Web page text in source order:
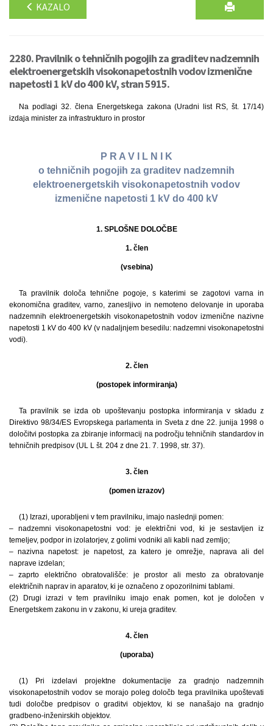
KAZALO
2280. Pravilnik o tehničnih pogojih za graditev nadzemnih
elektroenergetskih visokonapetostnih vodov izmenične
napetosti 1 kV do 400 kV, stran 5915.
Na podlagi 32. člena Energetskega zakona (Uradni list RS, št. 17/14)
izdaja minister za infrastrukturo in prostor
P R A V I L N I K
o tehničnih pogojih za graditev nadzemnih
elektroenergetskih visokonapetostnih vodov
izmenične napetosti 1 kV do 400 kV
1. SPLOŠNE DOLOČBE
1. člen
(vsebina)
Ta pravilnik določa tehnične pogoje, s katerimi se zagotovi varna in
ekonomična graditev, varno, zanesljivo in nemoteno delovanje in uporaba
nadzemnih elektroenergetskih visokonapetostnih vodov izmenične nazivne
napetosti 1 kV do 400 kV (v nadaljnjem besedilu: nadzemni visokonapetostni
vodi).
2. člen
(postopek informiranja)
Ta pravilnik se izda ob upoštevanju postopka informiranja v skladu z
Direktivo 98/34/ES Evropskega parlamenta in Sveta z dne 22. junija 1998 o
določitvi postopka za zbiranje informacij na področju tehničnih standardov in
tehničnih predpisov (UL L št. 204 z dne 21. 7. 1998, str. 37).
3. člen
(pomen izrazov)
(1) Izrazi, uporabljeni v tem pravilniku, imajo naslednji pomen:
– nadzemni visokonapetostni vod: je električni vod, ki je sestavljen iz
temeljev, podpor in izolatorjev, z golimi vodniki ali kabli nad zemljo;
– nazivna napetost: je napetost, za katero je omrežje, naprava ali del
naprave izdelan;
– zaprto električno obratovališče: je prostor ali mesto za obratovanje
električnih naprav in aparatov, ki je označeno z opozorilnimi tablami.
(2) Drugi izrazi v tem pravilniku imajo enak pomen, kot je določen v
Energetskem zakonu in v zakonu, ki ureja graditev.
4. člen
(uporaba)
(1) Pri izdelavi projektne dokumentacije za gradnjo nadzemnih
visokonapetostnih vodov se morajo poleg določb tega pravilnika upoštevati
tudi določbe predpisov o graditvi objektov, ki se nanašajo na gradnjo
gradbeno-inženirskih objektov.